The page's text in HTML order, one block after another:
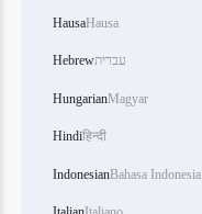
HausaHausa
Hebrewעברית
HungarianMagyar
Hindiहिन्दी
IndonesianBahasa Indonesia